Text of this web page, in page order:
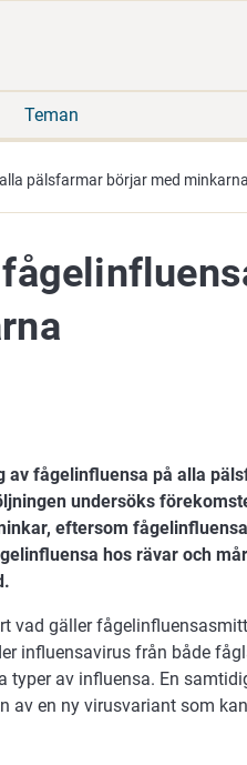
Teman
pälsfarmar börjar med minkarna
fågelinfluensa på alla
undersöks
eftersom
hos rävar och
vad gäller
influensavirus från både
av influensa. En
av en ny virusvariant som